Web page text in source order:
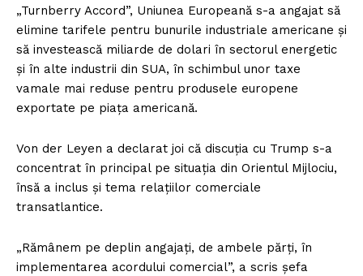
„Turnberry Accord”, Uniunea Europeană s-a angajat să
elimine tarifele pentru bunurile industriale americane și
să investească miliarde de dolari în sectorul energetic
și în alte industrii din SUA, în schimbul unor taxe
vamale mai reduse pentru produsele europene
exportate pe piața americană.
Von der Leyen a declarat joi că discuția cu Trump s-a
concentrat în principal pe situația din Orientul Mijlociu,
însă a inclus și tema relațiilor comerciale
transatlantice.
„Rămânem pe deplin angajați, de ambele părți, în
implementarea acordului comercial”, a scris șefa